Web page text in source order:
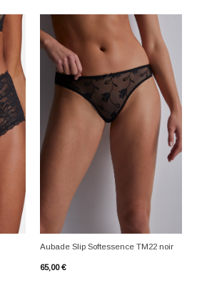
Aubade Slip Softessence TM22 noir
65,00€